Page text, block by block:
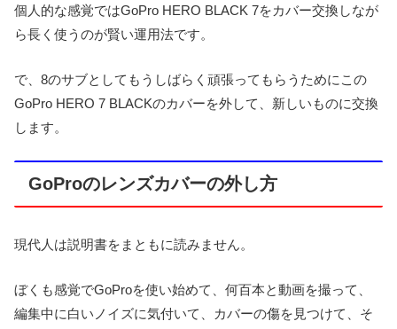
個人的な感覚ではGoPro HERO BLACK 7をカバー交換しなが
ら長く使うのが賢い運用法です。
で、8のサブとしてもうしばらく頑張ってもらうためにこの
GoPro HERO 7 BLACKのカバーを外して、新しいものに交換
します。
GoProのレンズカバーの外し方
現代人は説明書をまともに読みません。
ぼくも感覚でGoProを使い始めて、何百本と動画を撮って、
編集中に白いノイズに気付いて、カバーの傷を見つけて、そ